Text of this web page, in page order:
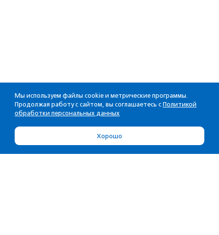
Мы используем файлы cookie и метрические программы.
Продолжая работу с сайтом, вы соглашаетесь с Политикой
обработки персональных данных
Хорошо